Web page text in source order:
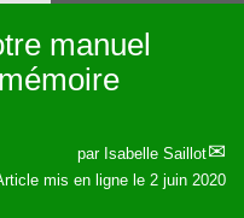
manuel
par Isabelle Saillot
mis en ligne le 2 juin 2020